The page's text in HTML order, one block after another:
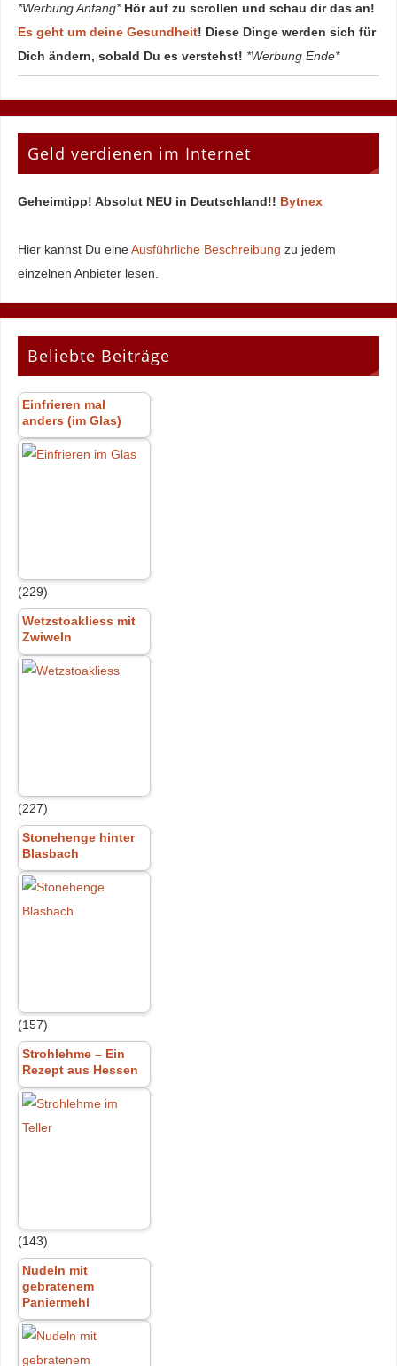
*Werbung Anfang* Hör auf zu scrollen und schau dir das an!
Es geht um deine Gesundheit! Diese Dinge werden sich für
Dich ändern, sobald Du es verstehst! *Werbung Ende*
Geld verdienen im Internet
Geheimtipp! Absolut NEU in Deutschland!! Bytnex
Hier kannst Du eineAusführliche Beschreibung zu jedem
einzelnen Anbieter lesen.
Beliebte Beiträge
Einfrieren mal
anders (im Glas)
(229)
Wetzstoakliess mit
Zwiweln
(227)
Stonehenge hinter
Blasbach
(157)
Strohlehme – Ein
Rezept aus Hessen
(143)
Nudeln mit
gebratenem
Paniermehl